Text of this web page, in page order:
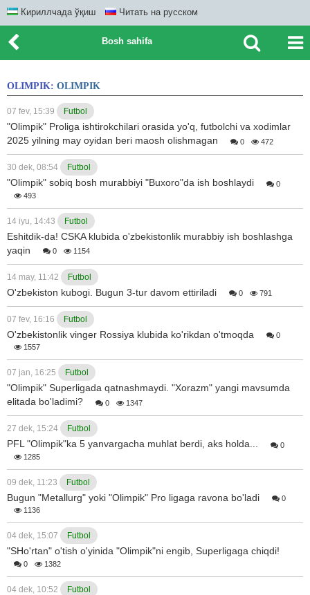
Кириллчада ўқиш Читать на русском
Bosh sahifa
OLIMPIK: OLIMPIK
07 fev, 15:39 Futbol
"Olimpik" Proliga ishtirokchilari orasida yo'q, futbolchi va xodimlar
2025 yilning may oyidan beri maosh olishmagan
0 472
30 dek, 08:54 Futbol
"Olimpik" sobiq bosh murabbiyi "Buxoro"da ish boshlaydi
0
493
14 iyu, 14:43 Futbol
Eshitdik-da! CSKA klubida o'zbekistonlik murabbiy ish boshlashga
yaqin
0 1154
14 may, 11:42 Futbol
O'zbekiston kubogi. Bugun 3-tur davom ettiriladi 0 791
07 fev, 16:16 Futbol
O'zbekistonlik vinger Rossiya klubida ko'rikdan o'tmoqda
0
1557
07 jan, 16:25 Futbol
"Olimpik" Superligada qatnashmaydi. "Xorazm" yangi mavsumda
elitada bo'ladimi?
0 1347
27 dek, 15:24 Futbol
PFL "Olimpik"ka 5 yanvargacha muhlat berdi, aks holda...
0
1285
09 dek, 11:23 Futbol
Bugun "Metallurg" yoki "Olimpik" Pro ligaga ravona bo'ladi
0
1136
04 dek, 15:07 Futbol
"SHo'rtan" o'tish o'yinida "Olimpik"ni engib, Superligaga chiqdi!
0 1382
04 dek, 10:52 Futbol